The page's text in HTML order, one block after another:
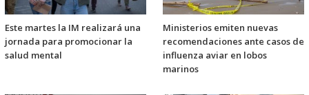
Este martes la IM realizará una
jornada para promocionar la
salud mental
Ministerios emiten nuevas
recomendaciones ante casos de
influenza aviar en lobos
marinos